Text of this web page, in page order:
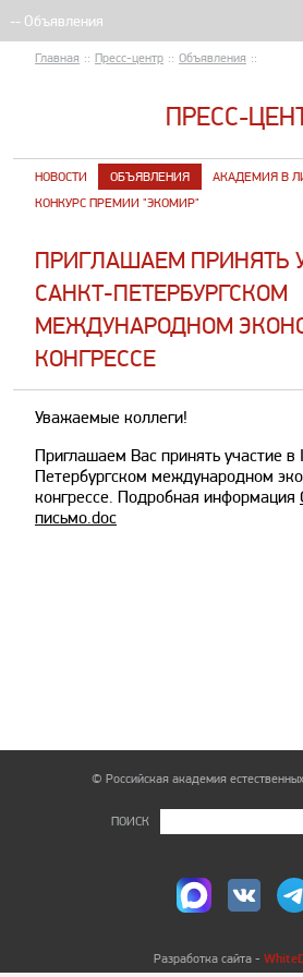
Главная :: Пресс-центр :: Объявления ::
ПРЕСС-
НОВОСТИ ОБЪЯВЛЕНИЯ
АКАДЕМИЯ В
КОНКУРС ПРЕМИИ "ЭКОМИР"
ПРИГЛАШАЕМ ПРИНЯТЬ
САНКТ-ПЕТЕРБУРГСКОМ
МЕЖДУНАРОДНОМ
КОНГРЕССЕ
Уважаемые коллеги!
Приглашаем Вас принять участие в
Петербургском международном
конгрессе. Подробная информация
письмо.doc
© Российская академия
ПОИСК
Разработка сайта -